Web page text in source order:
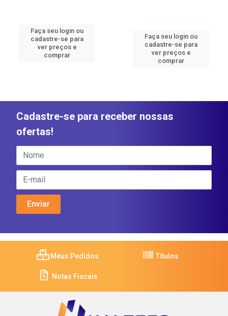
Faça seu login ou
cadastre-se para
ver preços e
comprar
Faça seu login ou
cadastre-se para
ver preços e
comprar
Cadastre-se para receber nossas
ofertas!
Meus Pedidos Títulos
Notas Fiscais